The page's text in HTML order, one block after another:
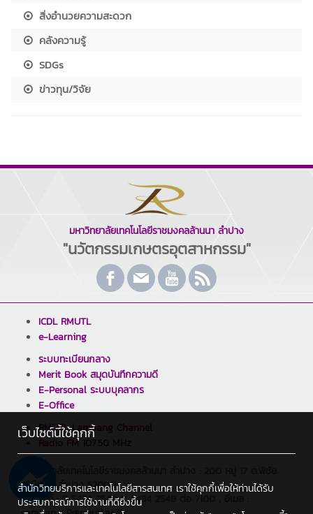
สิ่งอำนวยความสะดวก
คลังความรู้
SDGs
ข่าวทุน/วิจัย
มหาวิทยาลัยเทคโนโลยีราชมงคลล้านนา ลำปาง
"นวัตกรรมเกษตรอุตสาหกรรม"
ICDL RMUTL
e-Learning
ระบบทะเบียนกลาง
Merit Book สมุดบันทึกความดี
E-Personal ระบบบุคลากร
E-Office
RMUTL Lampang Channel
Radio FM 107.50 MHz
มหาวิทยาลัยเทคโนโลยีราชมงคลล้านนา ลำปาง : 200 หมู่ 17 ต.พิชัย
อ.เมือง จ.ลำปาง 52000
โทรศัพท์ : 0 5434 2547, 0 5434 2548 ต่อ 7100 , อีเมล :
เว็บไซต์นี้ใช้คุกกี้
สำนักวิทยบริการและเทคโนโลยีสารสนเทศ เราใช้คุกกี้เพื่อให้ท่านได้รับ
ประสบการณ์การใช้งานที่ดียิ่งขึ้น